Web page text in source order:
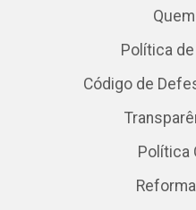
Política
Código de
Política